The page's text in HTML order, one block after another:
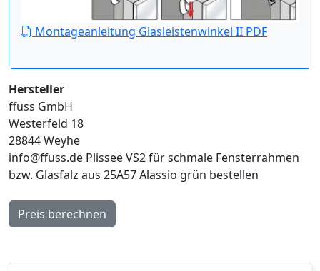
Montageanleitung Glasleistenwinkel II PDF
Hersteller
ffuss GmbH
Westerfeld 18
28844 Weyhe
info@ffuss.de Plissee VS2 für schmale Fensterrahmen
bzw. Glasfalz aus 25A57 Alassio grün bestellen
Preis berechnen